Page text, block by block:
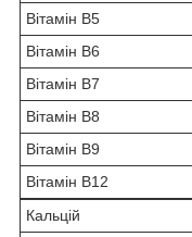
Вітамін В5
Вітамін B6
Вітамін В7
Вітамін В8
Вітамін В9
Вітамін B12
Кальцій